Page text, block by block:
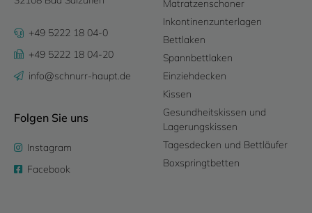
+49 5222 18 04-0
+49 5222 18 04-20
info@schnurr-haupt.de
Folgen Sie uns
Instagram
Facebook
Matratzenschoner
Inkontinenzunterlagen
Bettlaken
Spannbettlaken
Einziehdecken
Kissen
Gesundheitskissen und
Lagerungskissen
Tagesdecken und Bettläufer
Boxspringtbetten